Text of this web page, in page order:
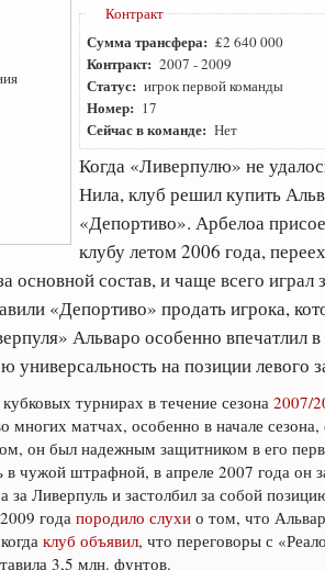
Контракт
Сумма трансфера: ₤2 640 000
Контракт: 2007 -2009
Статус: игрок первой команды
Номер: 17
Сейчас в команде: Нет
Когда «Ливерпулю» не
Нила, клуб решил купить
«Депортиво». Арбелоа
клубу летом 2006 года,
основной состав, и чаще всего
«Депортиво» продать игрока,
Альваро особенно впечатлил в
универсальность на позиции левого
турнирах в течение сезона2007/
матчах, особенно в начале сезона,
он был надежным защитником в его
чужой штрафной, в апреле 2007 года он
за Ливерпуль и застолбил за собой
годапородило слухи о том, что
клуб объявил, что переговоры с
3,5 млн. фунтов.